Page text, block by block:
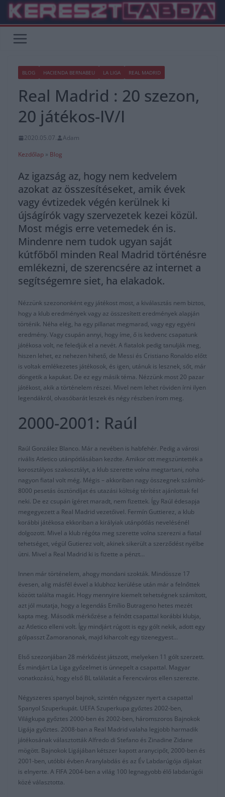
Skip
content
BLOG HACIENDA BERNABEU LA LIGA REAL MADRID
Real Madrid : 20 szezon,
20 játékos-IV/I
2020.05.07.
Adam
Kezdőlap » Blog
Az igazság az, hogy nem kedvelem
azokat az összesítéseket, amik évek
vagy évtizedek végén kerülnek ki
újságírók vagy szervezetek kezei közül.
Most mégis erre vetemedek én is.
Mindenre nem tudok ugyan saját
kútfőből minden Real Madrid történésre
emlékezni, de szerencsére az internet a
segítségemre siet, ha elakadok.
Nézzünk szezononként egy játékost most, a kiválasztás nem biztos,
hogy a klub eredmények vagy az összesített eredmények alapján
történik. Néha elég, ha egy pillanat megmarad, vagy egy egyéni
eredmény. Vagy csupán annyi, hogy íme, ő is kedvenc csapatunk
játékosa volt, ne feledjük el a nevét. A fiatalok pedig tanulják meg,
hiszen lehet, ez nehezen hihető, de Messi és Cristiano Ronaldo előtt
is voltak emlékezetes játékosok, és igen, utánuk is lesznek, sőt, már
döngetik a kapukat. De ez egy másik téma. Nézzünk most 20 pazar
játékost, akik a történelem részei. Mivel nem lehet röviden írni ilyen
legendákról, olvasóbarát leszek és négy részben írom meg.
2000-2001: Raúl
Raúl González Blanco. Már a nevében is habfehér. Pedig a városi
rivális Atletico utánpótlásában kezdte. Amikor ott megszüntették a
korosztályos szakosztályt, a klub szerette volna megtartani, noha
nagyon fiatal volt még. Mégis – akkoriban nagy összegnek számító-
8000 pesetás ösztöndíjat és utazási költség térítést ajánlottak fel
neki. De ez csupán ígéret maradt, nem fizettek. Így Raúl édesapja
megegyezett a Real Madrid vezetőivel. Fermín Guttierez, a klub
korábbi játékosa ekkoriban a királyiak utánpótlás nevelésénél
dolgozott. Mivel a klub régóta meg szerette volna szerezni a fiatal
tehetséget, végül Gutierez volt, akinek sikerült a szerződést nyélbe
ütni. Mivel a Real Madrid ki is fizette a pénzt…
Innen már történelem, ahogy mondani szokták. Mindössze 17
évesen, alig másfél évvel a klubhoz kerülése után már a felnőttek
között találta magát. Hogy mennyire kiemelt tehetségnek számított,
azt jól mutatja, hogy a legendás Emílio Butrageno hetes mezét
kapta meg. Második mérkőzése a felnőtt csapattal korábbi klubja,
az Atletico elleni volt. Így mindjárt rúgott is egy gólt nekik, adott egy
gólpasszt Zamoranonak, majd kiharcolt egy tizenegyest…
Első szezonjában 28 mérkőzést játszott, melyeken 11 gólt szerzett.
És mindjárt La Liga győzelmet is ünnepelt a csapattal. Magyar
vonatkozású, hogy első BL találatát a Ferencváros ellen szerezte.
Négyszeres spanyol bajnok, szintén négyszer nyert a csapattal
Spanyol Szuperkupát. UEFA Szuperkupa győztes 2002-ben,
Világkupa győztes 2000-ben és 2002-ben, háromszoros Bajnokok
Ligája győztes. 2008-ban a Real Madrid valaha legjobb harmadik
játékosának választották Alfredo di Stefano és Zinadine Zidane
mögött. Bajnokok Ligájában kétszer kapott aranycipőt, 2000-ben és
2001-ben, utóbbi évben Aranylabdás és az Év Labdarúgója díjakat
is elnyerte. A FIFA 2004-ben a világ 100 legnagyobb élő labdarúgói
közé választotta.